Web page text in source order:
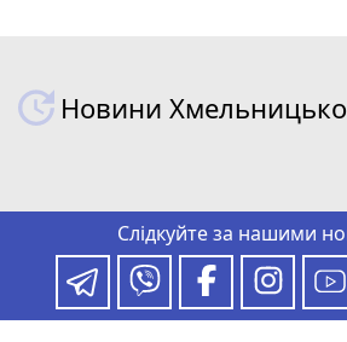
Новини
Слідкуйте за нашими